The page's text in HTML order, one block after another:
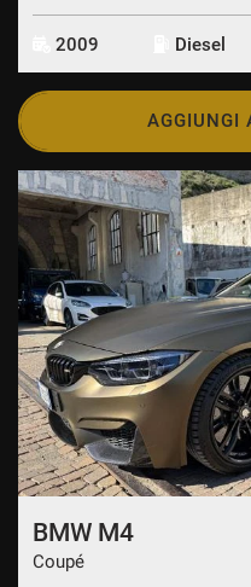
2009 Diesel
AGGIUNGI
BMW M4
Coupé